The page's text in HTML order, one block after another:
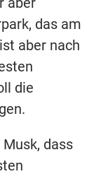
das am
aber nach
die
dass